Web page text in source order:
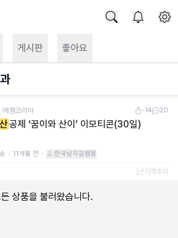
게시판 좋아요
에펨코리아 -14 20
공제 ‘꿈이와 산이’ 이모티콘(30일)
11개월 전 한국남자김펨붕
가격추이
상품을 불러왔습니다.